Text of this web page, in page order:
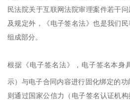
民法院关于互联网法院审理案件若干
及规定外，《电子签名法》也是我们
组成部分。
根据《电子签名法》，电子签名本身
示）与电子合同内容进行固化绑定的功
则通过国家公信力（电子签名认证机